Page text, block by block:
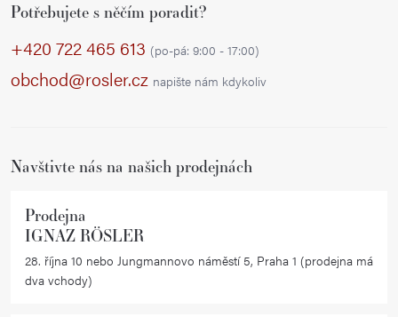
Potřebujete s něčím poradit?
+420 722 465 613 (po-pá: 9:00 - 17:00)
obchod@rosler.cz napište nám kdykoliv
Navštivte nás na našich prodejnách
Prodejna
IGNAZ RÖSLER
28. října 10 nebo Jungmannovo náměstí 5, Praha 1 (prodejna má
dva vchody)